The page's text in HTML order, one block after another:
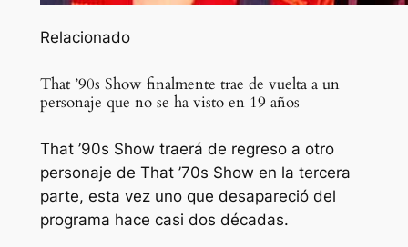
Relacionado
That ’90s Show finalmente trae de vuelta a un
personaje que no se ha visto en 19 años
That ’90s Show traerá de regreso a otro
personaje de That ’70s Show en la tercera
parte, esta vez uno que desapareció del
programa hace casi dos décadas.